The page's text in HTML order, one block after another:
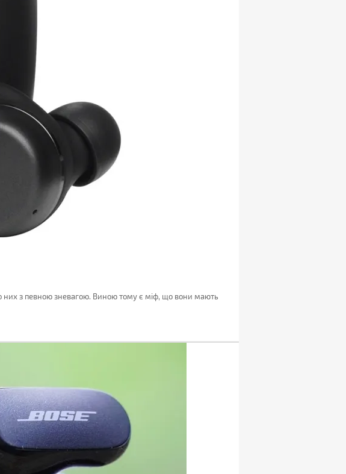
них з певною зневагою. Виною тому є міф, що вони мають